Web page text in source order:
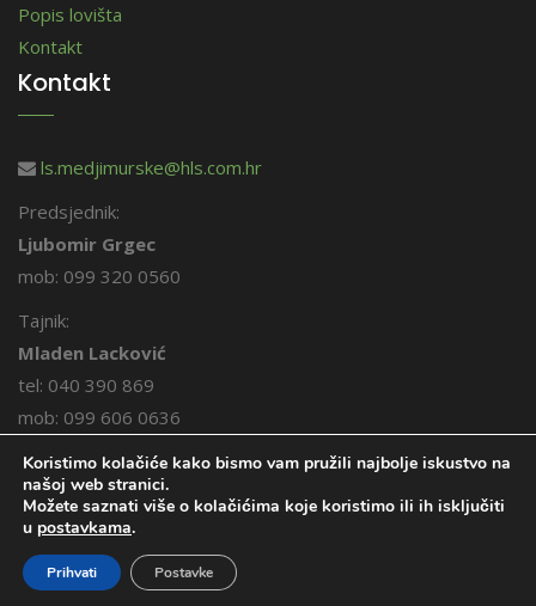
Popis lovišta
Kontakt
Kontakt
ls.medjimurske@hls.com.hr
Predsjednik:
Ljubomir Grgec
mob: 099 320 0560
Tajnik:
Mladen Lacković
tel: 040 390 869
mob: 099 606 0636
© 2026. Međimurski lovci. Sva prava pridržana.
Koristimo kolačiće kako bismo vam pružili najbolje iskustvo na
našoj web stranici.
Možete saznati više o kolačićima koje koristimo ili ih isključiti
u postavkama.
Prihvati Postavke